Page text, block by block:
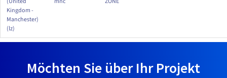
Kingdom -
Manchester)
(lz)
Möchten Sie über Ihr Projekt